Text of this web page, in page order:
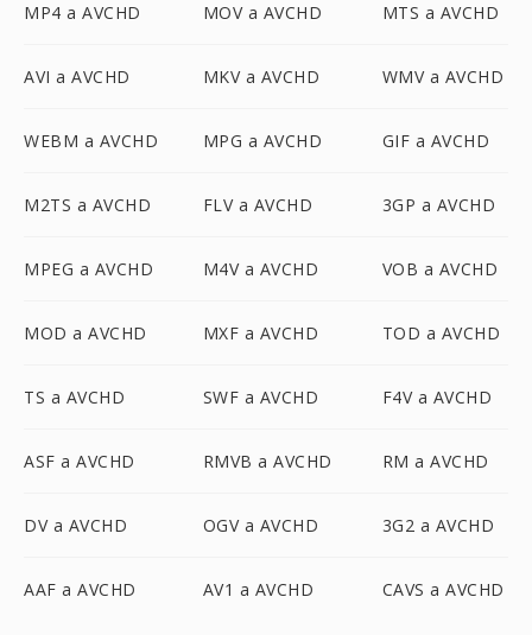
MP4 a AVCHD MOV a AVCHD MTS a AVCHD
AVI a AVCHD MKV a AVCHD WMV a AVCHD
WEBM a AVCHD MPG a AVCHD GIF a AVCHD
M2TS a AVCHD FLV a AVCHD 3GP a AVCHD
MPEG a AVCHD M4V a AVCHD VOB a AVCHD
MOD a AVCHD MXF a AVCHD TOD a AVCHD
TS a AVCHD SWF a AVCHD F4V a AVCHD
ASF a AVCHD RMVB a AVCHD RM a AVCHD
DV a AVCHD OGV a AVCHD 3G2 a AVCHD
AAF a AVCHD AV1 a AVCHD CAVS a AVCHD